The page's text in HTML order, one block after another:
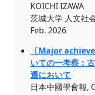
KOICHI IZAWA
茨城大学 人文社
Feb. 2026
〔Major
いての一考察：
遷において
日本中國學會報,